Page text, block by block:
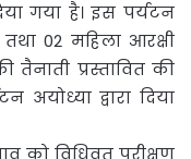
गया है। इस पर्यटन
02 महिला आरक्षी
प्रस्तावित की
अयोध्या द्वारा दिया
को विधिवत परीक्षण